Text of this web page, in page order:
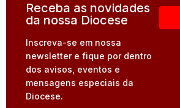
Receba as novidades
da nossa Diocese
Inscreva-se em nossa
newsletter e fique por dentro
dos avisos, eventos e
mensagens especiais da
Diocese.